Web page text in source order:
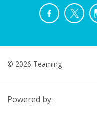
© 2026 Teaming
Powered by: